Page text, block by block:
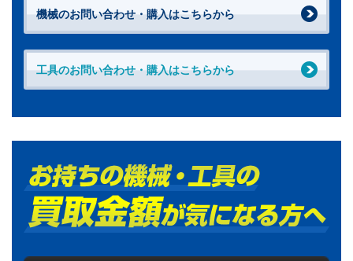
機械のお問い合わせ・購入はこちらから
工具のお問い合わせ・購入はこちらから